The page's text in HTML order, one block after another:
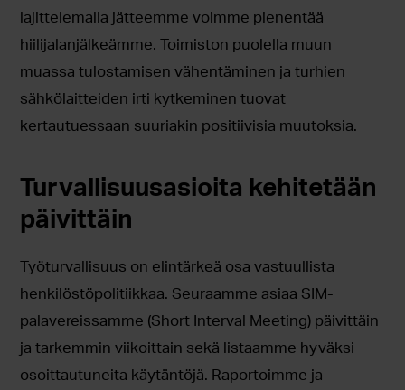
lajittelemalla jätteemme voimme pienentää
hiilijalanjälkeämme. Toimiston puolella muun
muassa tulostamisen vähentäminen ja turhien
sähkölaitteiden irti kytkeminen tuovat
kertautuessaan suuriakin positiivisia muutoksia.
Turvallisuusasioita kehitetään
päivittäin
Työturvallisuus on elintärkeä osa vastuullista
henkilöstöpolitiikkaa. Seuraamme asiaa SIM-
palavereissamme (Short Interval Meeting) päivittäin
ja tarkemmin viikoittain sekä listaamme hyväksi
osoittautuneita käytäntöjä. Raportoimme ja